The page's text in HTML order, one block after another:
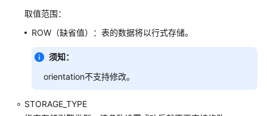
SYNONYM
取值范围：
ROW（缺省值）：表的数据将以行式存储。
须知：
orientation不支持修改。
STORAGE_TYPE